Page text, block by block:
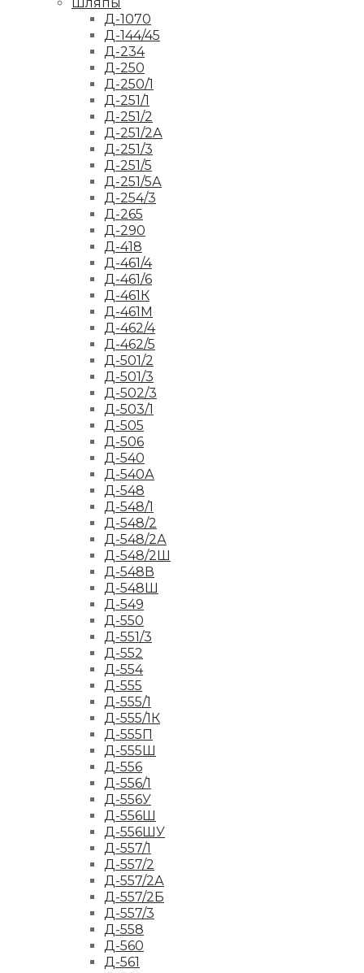
Д-1070
Д-144/45
Д-234
Д-250
Д-250/1
Д-251/1
Д-251/2
Д-251/2А
Д-251/3
Д-251/5
Д-251/5А
Д-254/3
Д-265
Д-290
Д-418
Д-461/4
Д-461/6
Д-461К
Д-461М
Д-462/4
Д-462/5
Д-501/2
Д-501/3
Д-502/3
Д-503/1
Д-505
Д-506
Д-540
Д-540А
Д-548
Д-548/1
Д-548/2
Д-548/2А
Д-548/2Ш
Д-548В
Д-548Ш
Д-549
Д-550
Д-551/3
Д-552
Д-554
Д-555
Д-555/1
Д-555/1К
Д-555П
Д-555Ш
Д-556
Д-556/1
Д-556У
Д-556Ш
Д-556ШУ
Д-557/1
Д-557/2
Д-557/2А
Д-557/2Б
Д-557/3
Д-558
Д-560
Д-561